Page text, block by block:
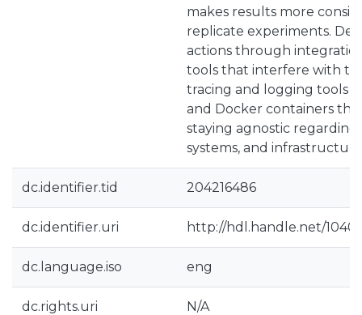
makes results more
replicate experiments.
actions through
tools that interfere with
tracing and logging tools
and Docker containers
staying agnostic
systems, and
dc.identifier.tid 204216486
dc.identifier.uri http://hdl.handle.net/
dc.language.iso eng
dc.rights.uri N/A